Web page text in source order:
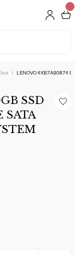
LENOVO 4XB7A90874
SSD
SATA